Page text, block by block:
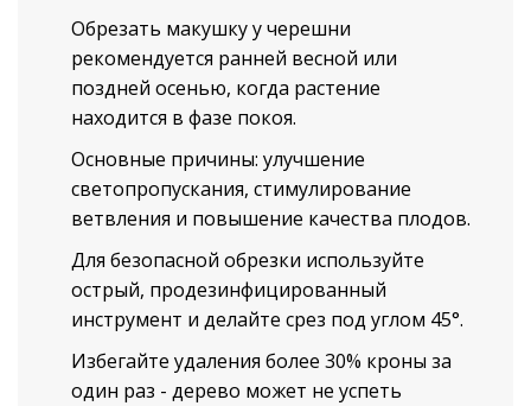
Обрезать макушку у черешни
рекомендуется ранней весной или
поздней осенью, когда растение
находится в фазе покоя.
Основные причины: улучшение
светопропускания, стимулирование
ветвления и повышение качества плодов.
Для безопасной обрезки используйте
острый, продезинфицированный
инструмент и делайте срез под углом 45°.
Избегайте удаления более 30% кроны за
один раз - дерево может не успеть